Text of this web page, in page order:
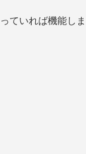
ていれば機能しま